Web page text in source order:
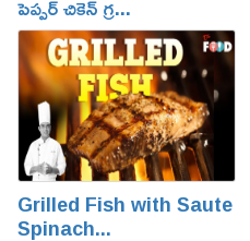
పెప్పర్ చికెన్ గ్ర...
Grilled Fish with Saute
Spinach...